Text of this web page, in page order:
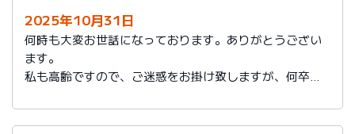
2025年10月31日
何時も大変お世話になっております。ありがとうござい
ます。
私も高齢ですので、ご迷惑をお掛け致しますが、何卒よ